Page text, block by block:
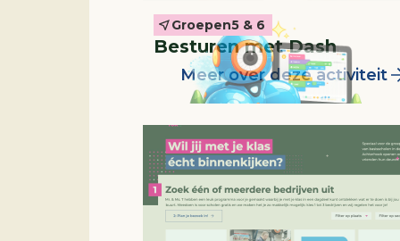
Groepen5 & 6
Besturen met Dash
Meer over deze activiteit